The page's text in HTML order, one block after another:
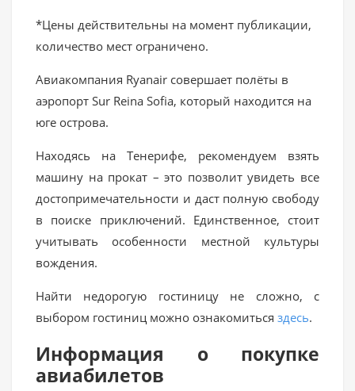
*Цены действительны на момент публикации,
количество мест ограничено.
Авиакомпания Ryanair совершает полёты в
аэропорт Sur Reina Sofia, который находится на
юге острова.
Находясь на Тенерифе, рекомендуем взять
машину на прокат – это позволит увидеть все
достопримечательности и даст полную свободу
в поиске приключений. Единственное, стоит
учитывать особенности местной культуры
вождения.
Найти недорогую гостиницу не сложно, с
выбором гостиниц можно ознакомиться здесь.
Информация о покупке
авиабилетов